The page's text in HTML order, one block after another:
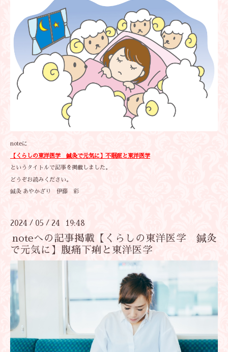
noteに
【くらしの東洋医学 鍼灸で元気に】不眠症と東洋医学
というタイトルで記事を掲載しました。
どうぞお読みください。
鍼灸 あやかざり 伊藤 彩
2024 / 05 / 24 19:48
noteへの記事掲載【くらしの東洋医学 鍼灸
で元気に】腹痛下痢と東洋医学